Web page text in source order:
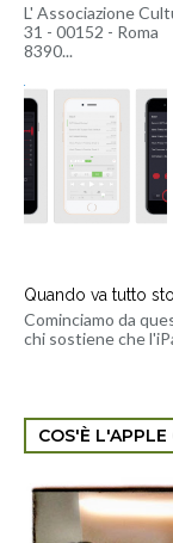
L' Associazione
31 - 00152 -
8390...
Quando va tutto
Cominciamo da
chi sostiene che
COS'È L'APPLE